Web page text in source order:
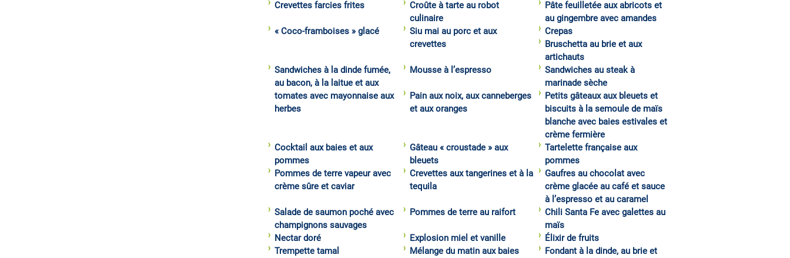
Crevettes farcies frites
Croûte à tarte au robot
culinaire
Pâte feuilletée aux abricots et
au gingembre avec amandes
« Coco-framboises » glacé
Siu mai au porc et aux
crevettes
Crepas
Bruschetta au brie et aux
artichauts
Sandwiches à la dinde fumée,
au bacon, à la laitue et aux
tomates avec mayonnaise aux
herbes
Mousse à l’espresso
Sandwiches au steak à
marinade sèche
Pain aux noix, aux canneberges
et aux oranges
Petits gâteaux aux bleuets et
biscuits à la semoule de maïs
blanche avec baies estivales et
crème fermière
Cocktail aux baies et aux
pommes
Gâteau « croustade » aux
bleuets
Tartelette française aux
pommes
Pommes de terre vapeur avec
crème sûre et caviar
Crevettes aux tangerines et à la
tequila
Gaufres au chocolat avec
crème glacée au café et sauce
à l’espresso et au caramel
Salade de saumon poché avec
champignons sauvages
Pommes de terre au raifort
Chili Santa Fe avec galettes au
maïs
Nectar doré
Explosion miel et vanille
Élixir de fruits
Trempette tamal
Mélange du matin aux baies
Fondant à la dinde, au brie et